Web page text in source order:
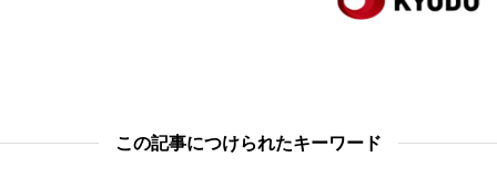
スポーツ・東京2020この記事につけられたキーワード